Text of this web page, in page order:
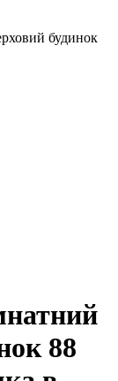
будинок
88